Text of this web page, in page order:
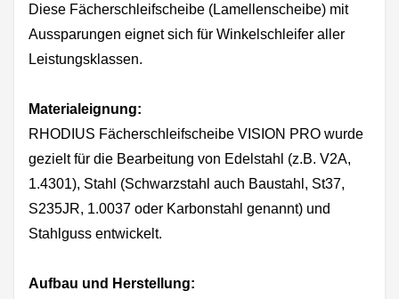
Diese Fächerschleifscheibe (Lamellenscheibe) mit
Aussparungen eignet sich für Winkelschleifer aller
Leistungsklassen.
Materialeignung:
RHODIUS Fächerschleifscheibe VISION PRO wurde
gezielt für die Bearbeitung von Edelstahl (z.B. V2A,
1.4301), Stahl (Schwarzstahl auch Baustahl, St37,
S235JR, 1.0037 oder Karbonstahl genannt) und
Stahlguss entwickelt.
Aufbau und Herstellung: